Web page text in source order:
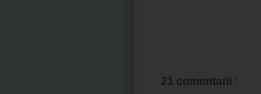
21 comentarii :